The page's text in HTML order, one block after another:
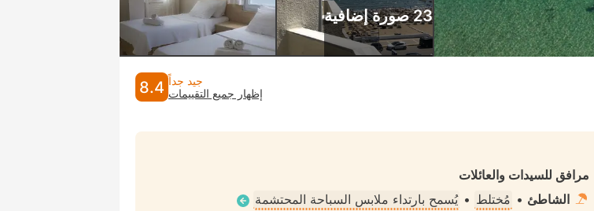
23 صورة إضافية
جيد جداً
إظهار جميع التقييمات 8.4
مرافق للسيدات والعائلات
الشاطئ • مُختلط • يُسمح بارتداء ملابس السباحة المحتشمة